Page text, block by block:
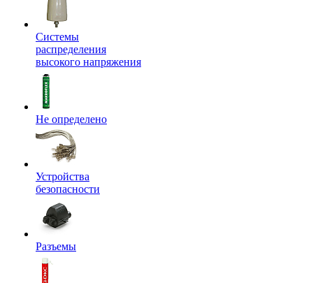
Системы
распределения
высокого напряжения
Не определено
Устройства
безопасности
Разъемы